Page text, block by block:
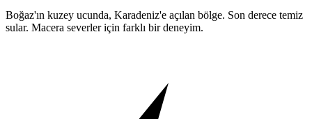
Boğaz'ın kuzey ucunda, Karadeniz'e açılan bölge. Son derece temiz
sular. Macera severler için farklı bir deneyim.